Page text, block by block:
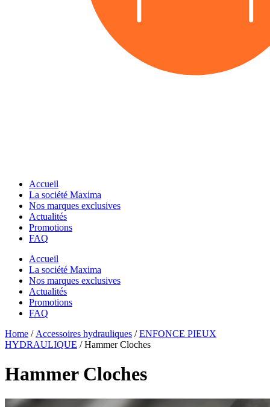
Accueil
La société Maxima
Nos marques exclusives
Actualités
Promotions
FAQ
Accueil
La société Maxima
Nos marques exclusives
Actualités
Promotions
FAQ
Essentiels pour chantier
GODETS & ACCESSOIRES MACS
Dents de Déroctage
Pouce de Manutention
Godets Squelette
Essentiels pour chantier
Dents de Déroctage
Râteaux
Home / Accessoires hydrauliques /ENFONCE PIEUX
HYDRAULIQUE / Hammer Cloches
Hammer Cloches